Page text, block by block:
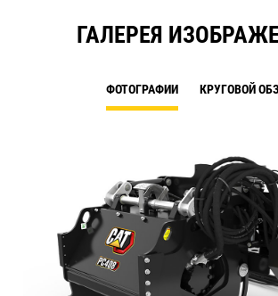
ГАЛЕРЕЯ
ФОТОГРАФИИ КРУГОВОЙ